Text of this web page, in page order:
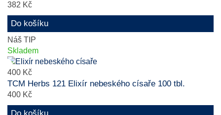
382 Kč
Do košíku
Náš TIP
Skladem
400 Kč
TCM Herbs 121 Elixír nebeského císaře 100 tbl.
400 Kč